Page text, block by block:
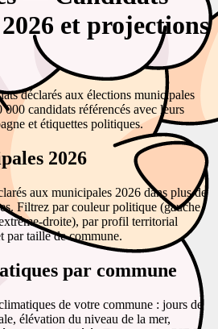
et projections
déclarés aux élections municipales
candidats référencés avec leurs
et étiquettes politiques.
2026
aux municipales 2026 dans plus de
Filtrez par couleur politique (gauche,
droite), par profil territorial
par taille de commune.
par commune
de votre commune : jours de
élévation du niveau de la mer,